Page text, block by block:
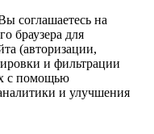
соглашаетесь на
браузера для
(авторизации,
и фильтрации
с помощью
и улучшения